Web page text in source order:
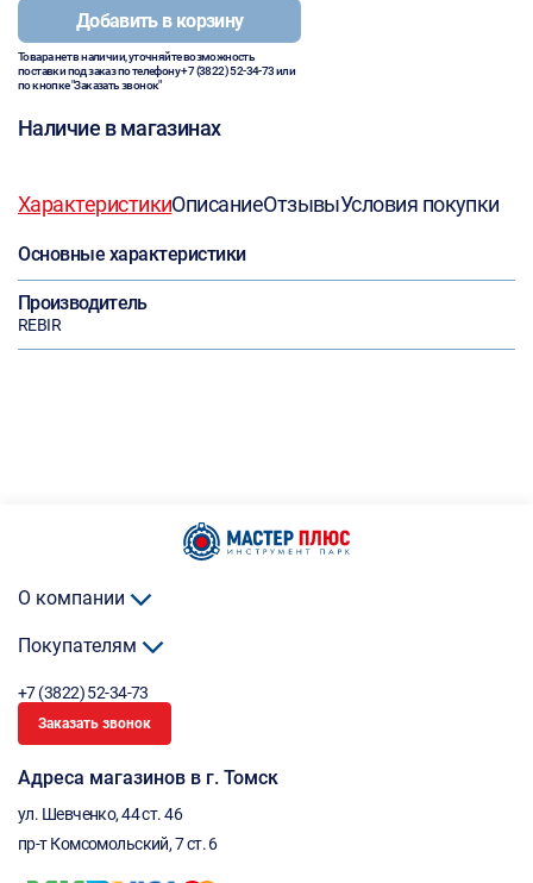
Добавить в корзину
Товара нет в наличии, уточняйте возможность
поставки под заказ по телефону+7 (3822) 52-34-73или
по кнопке "Заказать звонок"
Наличие в магазинах
ХарактеристикиОписаниеОтзывыУсловия покупки
Основные характеристики
Производитель
REBIR
О компании
Покупателям
+7 (3822) 52-34-73
Заказать звонок
Адреса магазинов в г. Томск
ул. Шевченко, 44 ст. 46
пр-т Комсомольский, 7 ст. 6